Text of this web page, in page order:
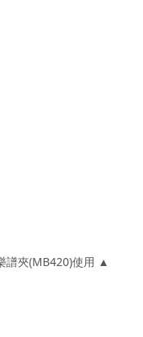
譜夾(MB420)使用 ▲